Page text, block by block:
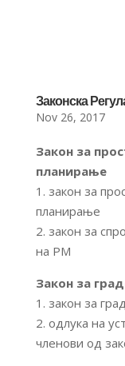
Законска
Nov 26, 2017
Закон за
планирање
1. закон за
планирање
2. закон за
на РМ
Закон за
1. закон за
2. одлука на
членови од